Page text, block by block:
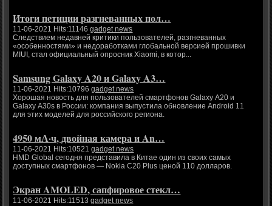
Итоги петиции разгневанных пол…
11-06-2021 Hits:11146gadget news
Следствием недавней критики пользователей, разгневанных
«особенностями» и недоработками глобальной версией прошивки
MIUI, стал официальный опросник Xiaomi, в котор...
Samsung Galaxy A20 и Galaxy A3…
11-06-2021 Hits:10796gadget news
Хорошая новость для пользователей смартфонов Galaxy A20 и
Galaxy A30s в России: компания выпустила обновление Android 11
для этих моделей для российского региона.
4950 мА·ч, двойная камера и An…
11-06-2021 Hits:10521gadget news
HMD Global сегодня представила в Китае один из своих самых
доступных смартфонов — Nokia C20 Plus ценой 110 долларов.
Экран AMOLED, сапфировое стекл…
11-06-2021 Hits:11513gadget news